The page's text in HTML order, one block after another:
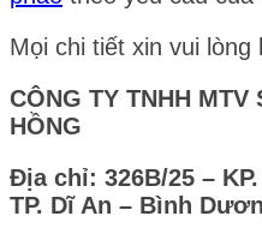
Mọi chi tiết xin vui lòng
CÔNG TY TNHH MTV
HỒNG
Địa chỉ: 326B/25 –
TP. Dĩ An – Bình